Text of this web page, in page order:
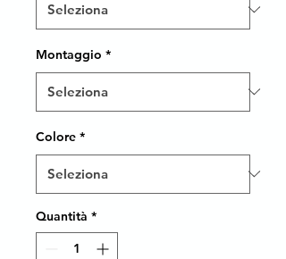
Montaggio *
Colore *
Quantità *